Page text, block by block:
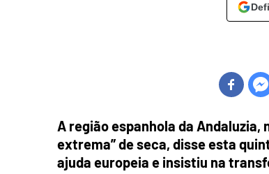
A região espanhola da
extrema” de seca, disse esta
ajuda europeia e insistiu na